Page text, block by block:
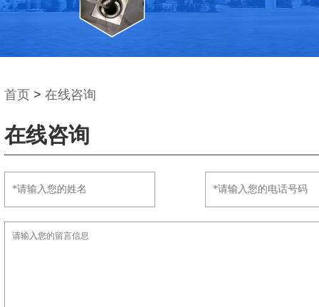
首页 > 在线咨询
在线咨询